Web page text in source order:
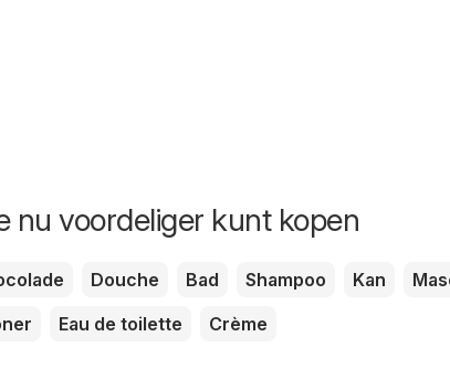
nu voordeliger kunt kopen
Douche Bad Shampoo Kan
Eau de toilette Crème